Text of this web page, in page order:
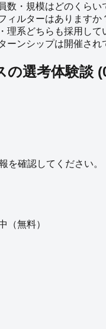
数・規模はどのくらい
ィルターはありますか
理系どちらも採用して
ーンシップは開催され
の選考体験談 (
を確認してください。
（無料）